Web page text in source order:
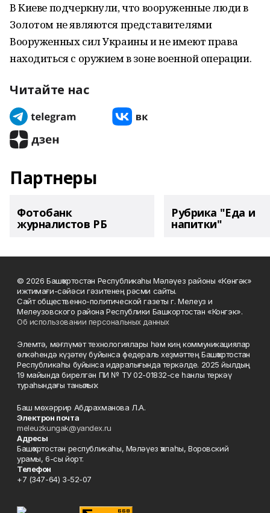
В Киеве подчеркнули, что вооруженные люди в
Золотом не являются представителями
Вооруженных сил Украины и не имеют права
находиться с оружием в зоне военной операции.
Читайте нас
Партнеры
Фотобанк
журналистов РБ
Рубрика "Еда и
напитки"
© 2026 Башҡортостан Республикаһы Мәләүез районы «Көнгәк»
ижтимағи-сәйәси гәзитенең рәсми сайты.
Сайт общественно-политической газеты г. Мелеуз и
Мелеузовского района Республики Башкортостан «Конгэк».
Об использовании персональных данных
Элемтә, мәғлүмәт технологиялары һәм киң коммуникациялар
өлкәһендә күҙәтеү буйынса федераль хеҙмәттең Башҡортостан
Республикаһы буйынса идаралығында теркәлде. 2025 йылдың
19 майында бирелгән ПИ № ТУ 02-01832-се һанлы теркәү
тураһындағы таныҡлыҡ.
Баш мөхәррир Абдрахманова Л.А.
Электрон почта
meleuzkungak@yandex.ru
Адресы
Башҡортостан республикаһы, Мәләүез ҡалаһы, Воровский
урамы, 6-сы йорт.
Телефон
+7 (347-64) 3-52-07